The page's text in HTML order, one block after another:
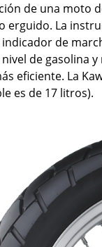
de una moto
erguido. La
de
de gasolina
eficiente. La
es de 17 litros).